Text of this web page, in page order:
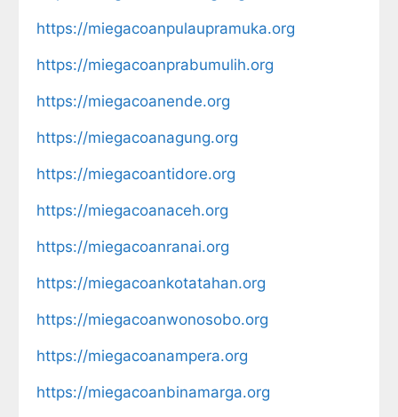
https://miegacoanpulaupramuka.org
https://miegacoanprabumulih.org
https://miegacoanende.org
https://miegacoanagung.org
https://miegacoantidore.org
https://miegacoanaceh.org
https://miegacoanranai.org
https://miegacoankotatahan.org
https://miegacoanwonosobo.org
https://miegacoanampera.org
https://miegacoanbinamarga.org